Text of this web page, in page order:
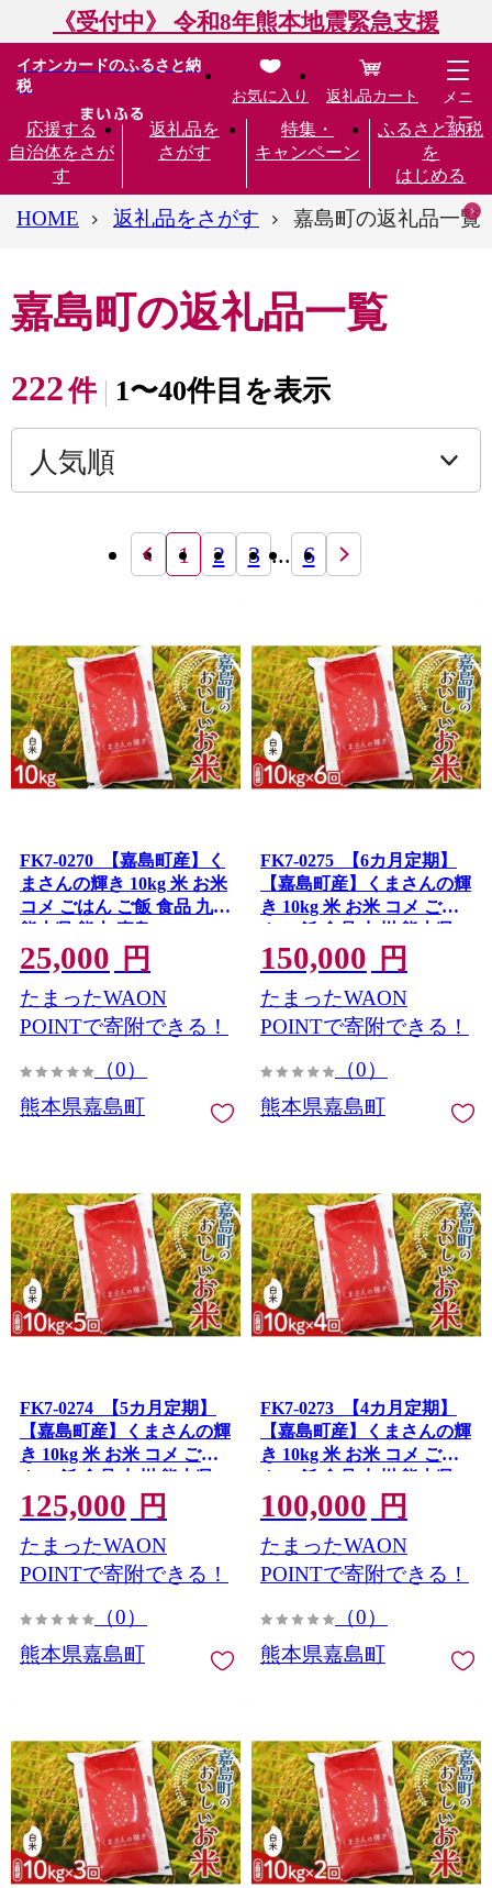
《受付中》 令和8年熊本地震緊急支援
イオンカードのふるさと納
税
応援する
自治体をさが
す
返礼品を
さがす
特集・
キャンペーン
ふるさと納税
を
はじめる
お気に入り 返礼品カート
メニ
ュー
HOME 返礼品をさがす 嘉島町の返礼品一覧
嘉島町の返礼品一覧
222件 1〜40件目を表示
1 2 3 ... 6
FK7-0270_【嘉島町産】く
まさんの輝き 10kg 米 お米
コメ ごはん ご飯 食品 九州
熊本県 熊本 嘉島
25,000 円
たまったWAON
POINTで寄附できる！
（0）
熊本県嘉島町
FK7-0275_【6カ月定期】
【嘉島町産】くまさんの輝
き 10kg 米 お米 コメ ごは
ん ご飯 食品 九州 熊本県
熊本 嘉島
150,000 円
たまったWAON
POINTで寄附できる！
（0）
熊本県嘉島町
FK7-0274_【5カ月定期】
【嘉島町産】くまさんの輝
き 10kg 米 お米 コメ ごは
ん ご飯 食品 九州 熊本県
熊本 嘉島
125,000 円
たまったWAON
POINTで寄附できる！
（0）
熊本県嘉島町
FK7-0273_【4カ月定期】
【嘉島町産】くまさんの輝
き 10kg 米 お米 コメ ごは
ん ご飯 食品 九州 熊本県
熊本 嘉島
100,000 円
たまったWAON
POINTで寄附できる！
（0）
熊本県嘉島町